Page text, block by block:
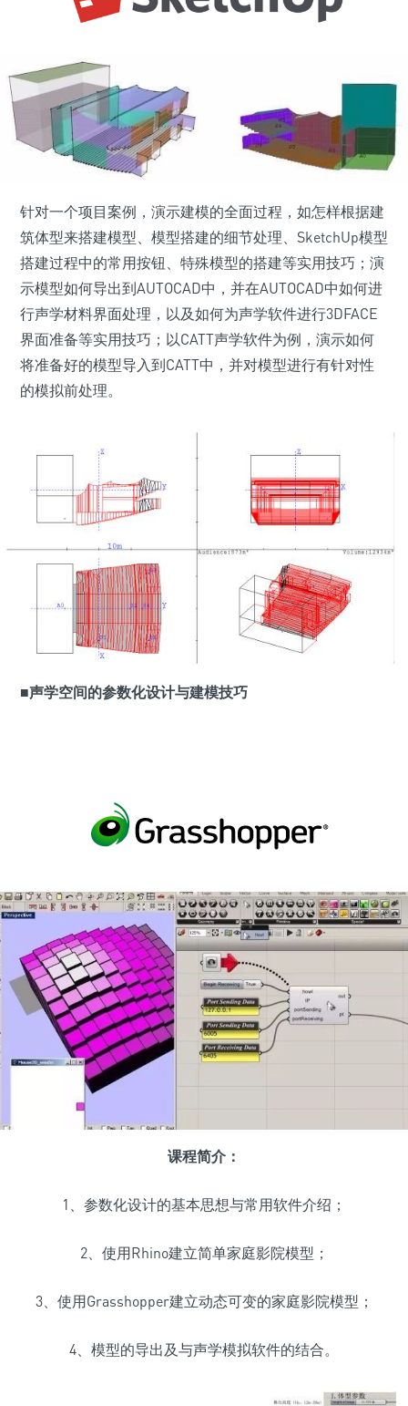
针对一个项目案例，演示建模的全面过程，如怎样根据建
筑体型来搭建模型、模型搭建的细节处理、SketchUp模型
搭建过程中的常用按钮、特殊模型的搭建等实用技巧；演
示模型如何导出到AUTOCAD中，并在AUTOCAD中如何进
行声学材料界面处理，以及如何为声学软件进行3DFACE
界面准备等实用技巧；以CATT声学软件为例，演示如何
将准备好的模型导入到CATT中，并对模型进行有针对性
的模拟前处理。
■声学空间的参数化设计与建模技巧
课程简介：
1、参数化设计的基本思想与常用软件介绍；
2、使用Rhino建立简单家庭影院模型；
3、使用Grasshopper建立动态可变的家庭影院模型；
4、模型的导出及与声学模拟软件的结合。